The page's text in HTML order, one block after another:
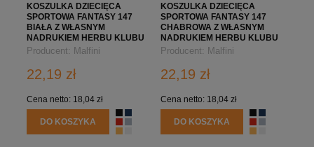
KOSZULKA DZIECIĘCA
SPORTOWA FANTASY 147
BIAŁA Z WŁASNYM
NADRUKIEM HERBU KLUBU
Producent: Malfini
22,19 zł
Cena netto: 18,04 zł
DO KOSZYKA
KOSZULKA DZIECIĘCA
SPORTOWA FANTASY 147
CHABROWA Z WŁASNYM
NADRUKIEM HERBU KLUBU
Producent: Malfini
22,19 zł
Cena netto: 18,04 zł
DO KOSZYKA